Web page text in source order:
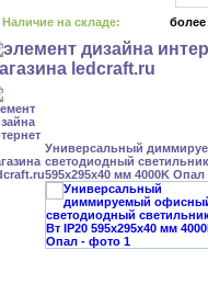
Наличие на складе: более
Универсальный
светодиодный
595x295x40 мм 4000K Опал